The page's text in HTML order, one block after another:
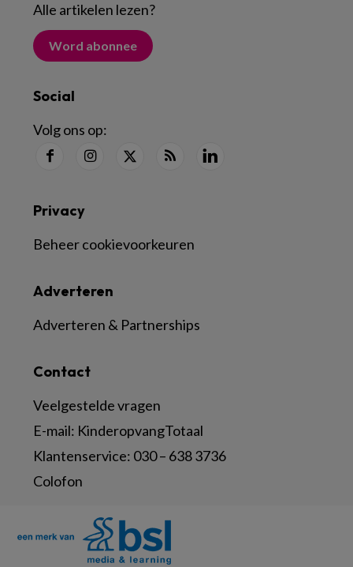
Alle artikelen lezen?
Word abonnee
Social
Volg ons op:
Contact
Veelgestelde vragen
E-mail: KinderopvangTotaal
Klantenservice: 030 – 638 3736
Colofon
Adverteren
Adverteren & Partnerships
Privacy
Beheer cookievoorkeuren